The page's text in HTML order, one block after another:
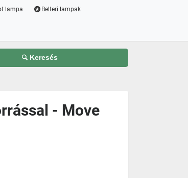
lampa Belteri lampak
Keresés
- Move